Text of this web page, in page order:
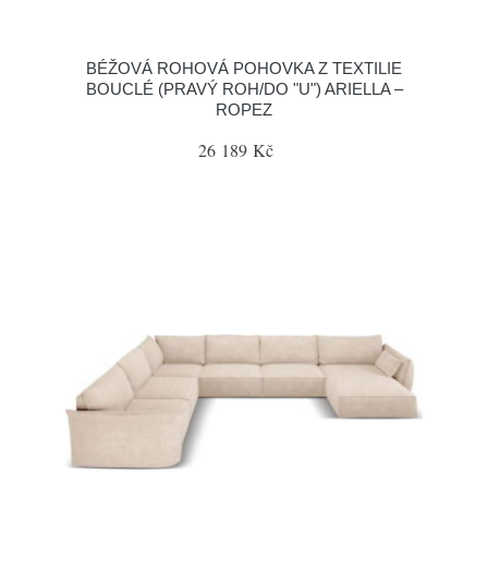
BÉŽOVÁ ROHOVÁ POHOVKA Z TEXTILIE
BOUCLÉ (PRAVÝ ROH/DO "U") ARIELLA –
ROPEZ
26 189 Kč